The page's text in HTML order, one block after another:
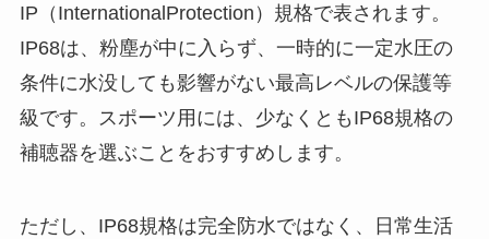
IP（InternationalProtection）規格で表されます。
IP68は、粉塵が中に入らず、一時的に一定水圧の
条件に水没しても影響がない最高レベルの保護等
級です。スポーツ用には、少なくともIP68規格の
補聴器を選ぶことをおすすめします。
ただし、IP68規格は完全防水ではなく、日常生活